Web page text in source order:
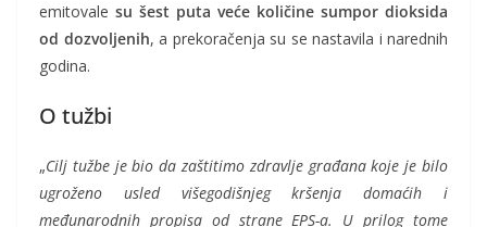
emitovale su šest puta veće količine sumpor dioksida
od dozvoljenih, a prekoračenja su se nastavila i narednih
godina.
O tužbi
„Cilj tužbe je bio da zaštitimo zdravlje građana koje je bilo
ugroženo usled višegodišnjeg kršenja domaćih i
međunarodnih propisa od strane EPS-a. U prilog tome